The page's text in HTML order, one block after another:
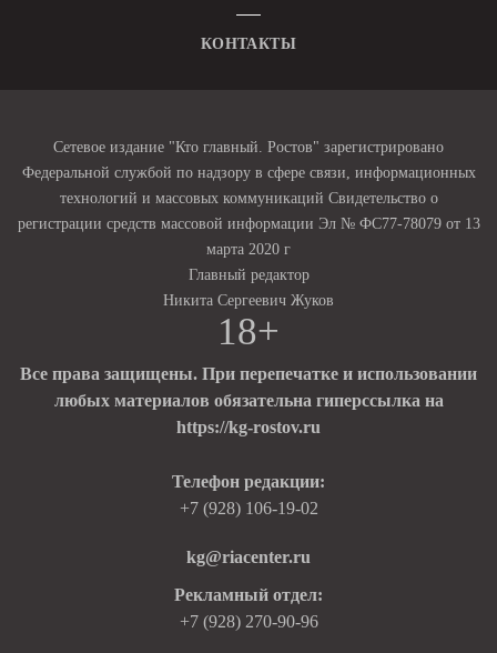
КОНТАКТЫ
Сетевое издание "Кто главный. Ростов" зарегистрировано
Федеральной службой по надзору в сфере связи, информационных
технологий и массовых коммуникаций Свидетельство о
регистрации средств массовой информации Эл № ФС77-78079 от 13
марта 2020 г
Главный редактор
Никита Сергеевич Жуков
18+
Все права защищены. При перепечатке и использовании
любых материалов обязательна гиперссылка на
https://kg-rostov.ru
Телефон редакции:
+7 (928) 106-19-02
kg@riacenter.ru
Рекламный отдел:
+7 (928) 270-90-96